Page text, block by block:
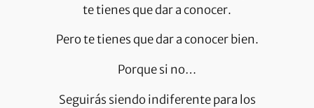
te tienes que dar a conocer.
Pero te tienes que dar a conocer bien.
Porque si no…
Seguirás siendo indiferente para los